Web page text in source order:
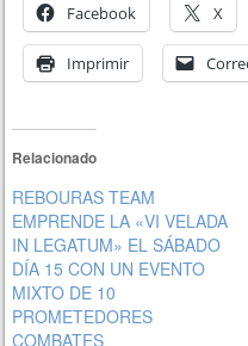
Facebook
X
Imprimir
Relacionado
REBOURAS TEAM
EMPRENDE LA «VI VELADA
IN LEGATUM» EL SÁBADO
DÍA 15 CON UN EVENTO
MIXTO DE 10
PROMETEDORES
COMBATES